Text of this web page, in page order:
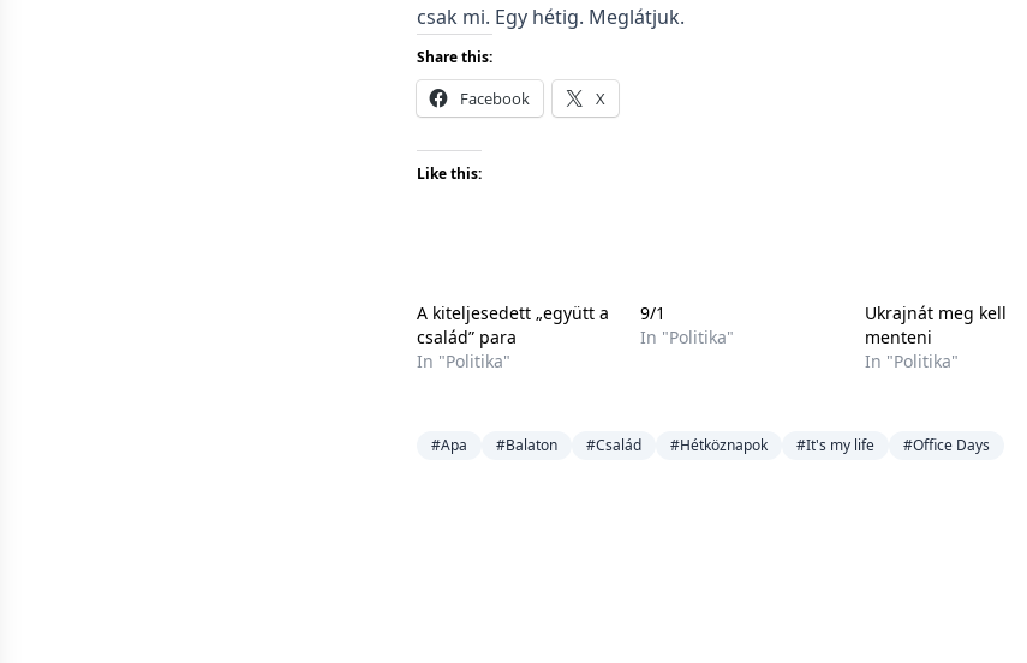
csak mi. Egy hétig. Meglátjuk.
Share this:
Facebook X
Like this:
A kiteljesedett „együtt a
család” para
In "Politika"
9/1
In "Politika"
Ukrajnát meg kell
menteni
In "Politika"
#Apa #Balaton #Család #Hétköznapok #It's my life #Office Days